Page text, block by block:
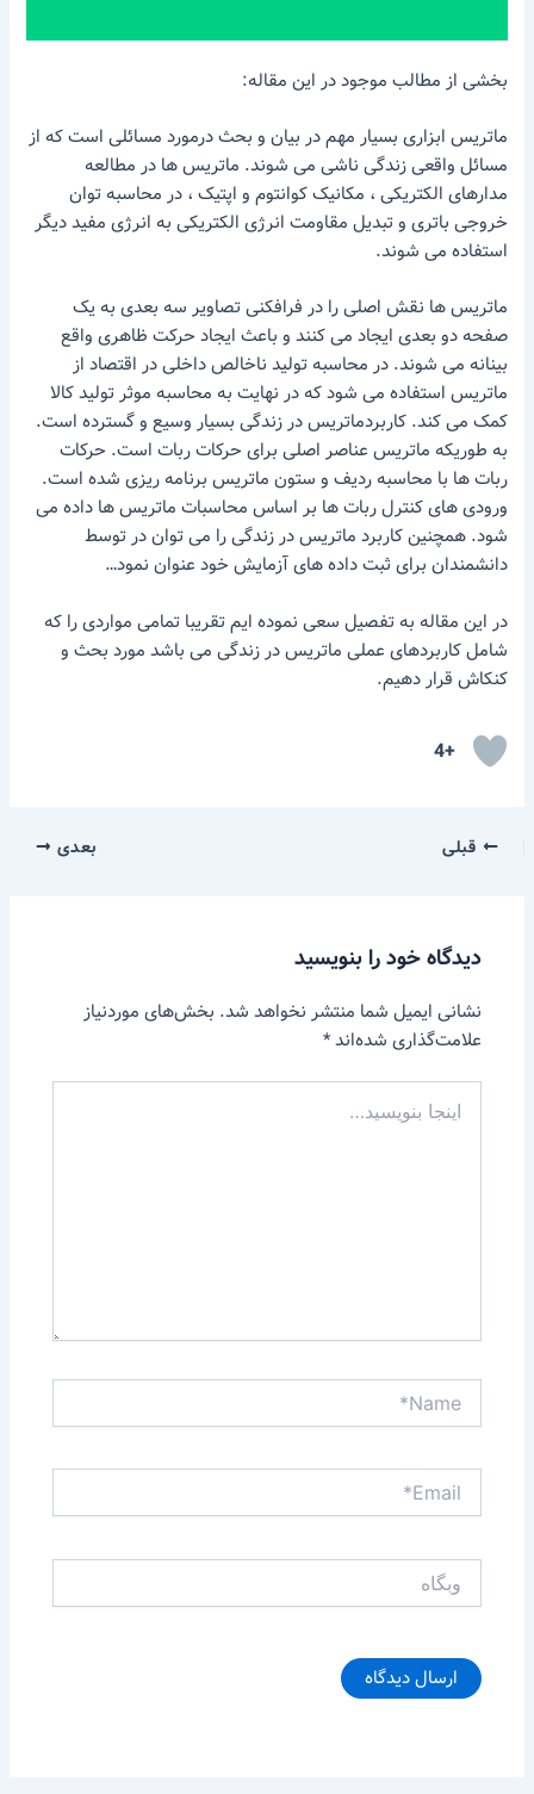
بخشی از مطالب موجود در این مقاله:
ماتریس ابزاری بسیار مهم در بیان و بحث درمورد مسائلی است که از
مسائل واقعی زندگی ناشی می شوند. ماتریس ها در مطالعه
مدارهای الکتریکی ، مکانیک کوانتوم و اپتیک ، در محاسبه توان
خروجی باتری و تبدیل مقاومت انرژی الکتریکی به انرژی مفید دیگر
استفاده می شوند.
ماتریس ها نقش اصلی را در فرافکنی تصاویر سه بعدی به یک
صفحه دو بعدی ایجاد می کنند و باعث ایجاد حرکت ظاهری واقع
بینانه می شوند. در محاسبه تولید ناخالص داخلی در اقتصاد از
ماتریس استفاده می شود که در نهایت به محاسبه موثر تولید کالا
کمک می کند. کاربردماتریس در زندگی بسیار وسیع و گسترده است.
به طوریکه ماتریس عناصر اصلی برای حرکات ربات است. حرکات
ربات ها با محاسبه ردیف و ستون ماتریس برنامه ریزی شده است.
ورودی های کنترل ربات ها بر اساس محاسبات ماتریس ها داده می
شود. همچنین کاربرد ماتریس در زندگی را می توان در توسط
دانشمندان برای ثبت داده های آزمایش خود عنوان نمود…
در این مقاله به تفصیل سعی نموده ایم تقریبا تمامی مواردی را که
شامل کاربردهای عملی ماتریس در زندگی می باشد مورد بحث و
کنکاش قرار دهیم.
+4
قبلی بعدی
دیدگاه‌ خود را بنویسید
نشانی ایمیل شما منتشر نخواهد شد. بخش‌های موردنیاز
علامت‌گذاری شده‌اند*
اینجا
بنویسید…
Name*
Email*
وبگاه